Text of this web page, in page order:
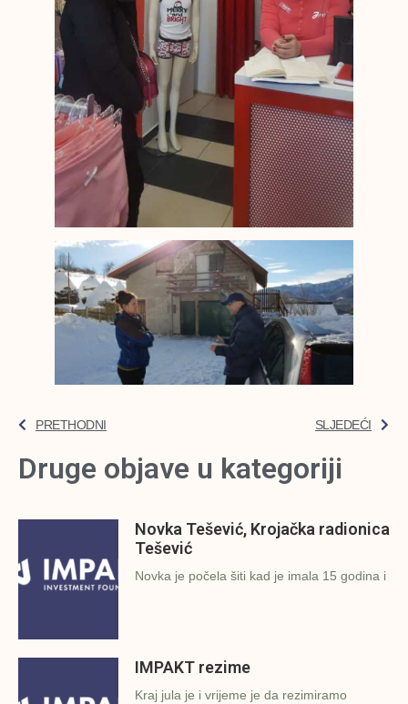
PRETHODNI SLJEDEĆI
Druge objave u kategoriji
Novka Tešević, Krojačka radionica
Tešević
Novka je počela šiti kad je imala 15 godina i
IMPAKT rezime
Kraj jula je i vrijeme je da rezimiramo